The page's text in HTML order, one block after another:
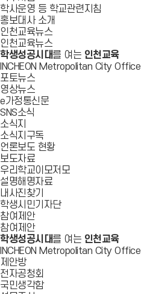
학사운영 등 학교관련지침
홍보대사 소개
인천교육뉴스
인천교육뉴스
학생성공시대를 여는 인천교육
INCHEON Metropolitan City
포토뉴스
영상뉴스
e가정통신문
SNS소식
소식지
소식지구독
언론보도 현황
보도자료
우리학교이모저모
설명해명자료
내사진찾기
학생시민기자단
참여제안
참여제안
학생성공시대를 여는 인천교육
INCHEON Metropolitan City
제안방
전자공청회
국민생각함